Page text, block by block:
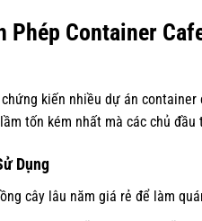
Phép Container
kiến nhiều dự án
tốn kém nhất mà các chủ
Dụng
cây lâu năm giá rẻ để làm